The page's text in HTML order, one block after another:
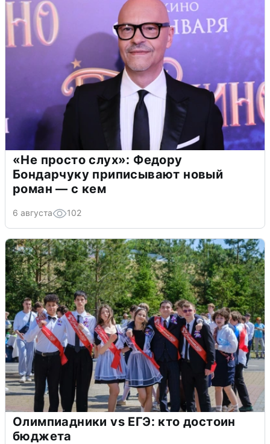
«Не просто слух»: Федору
Бондарчуку приписывают новый
роман — с кем
6 августа 102
Олимпиадники vs ЕГЭ: кто достоин
бюджета